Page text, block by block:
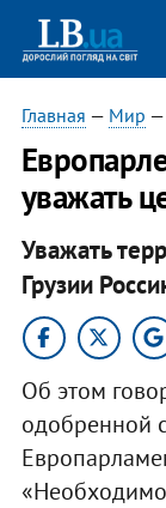
Главная — Мир —
уважать
Уважать
Грузии
Об этом
одобренной